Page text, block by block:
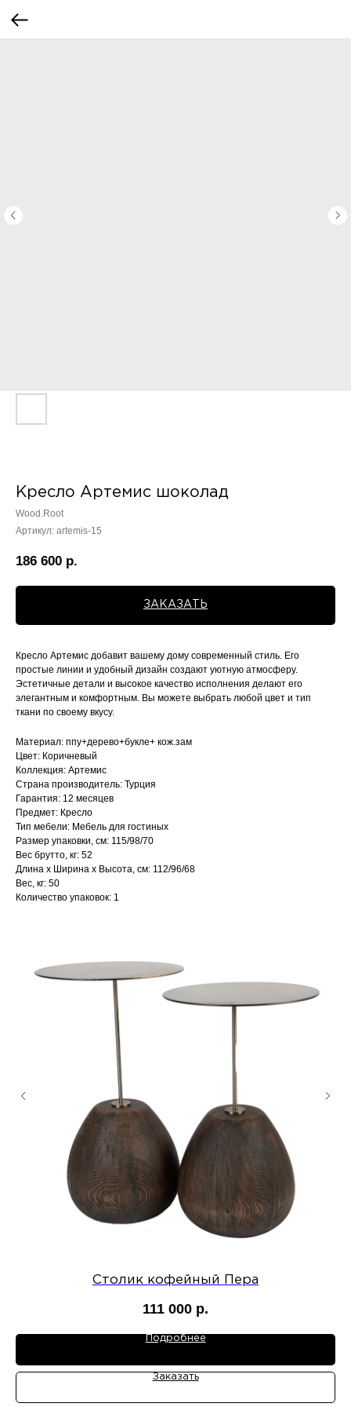
Кресло Артемис шоколад
Wood.Root
Артикул: artemis-15
186 600 р.
ЗАКАЗАТЬ
Кресло Артемис добавит вашему дому современный стиль. Его
простые линии и удобный дизайн создают уютную атмосферу.
Эстетичные детали и высокое качество исполнения делают его
элегантным и комфортным. Вы можете выбрать любой цвет и тип
ткани по своему вкусу.
Материал: ппу+дерево+букле+ кож.зам
Цвет: Коричневый
Коллекция: Артемис
Страна производитель: Турция
Гарантия: 12 месяцев
Предмет: Кресло
Тип мебели: Мебель для гостиных
Размер упаковки, см: 115/98/70
Вес брутто, кг: 52
Длина х Ширина х Высота, см: 112/96/68
Вес, кг: 50
Количество упаковок: 1
Столик кофейный Пера
111 000 р.
Подробнее
Заказать